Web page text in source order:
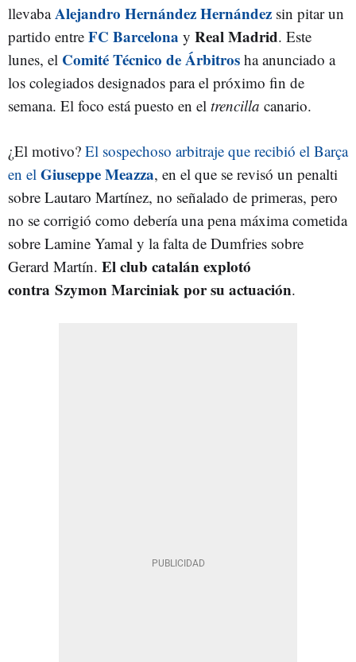
llevabaAlejandro Hernández Hernández sin pitar un
partido entre FC Barcelona y Real Madrid. Este
lunes, el Comité Técnico de Árbitros ha anunciado a
los colegiados designados para el próximo fin de
semana. El foco está puesto en el trencilla canario.
¿El motivo? El sospechoso arbitraje que recibió el Barça
en el Giuseppe Meazza, en el que se revisó un penalti
sobre Lautaro Martínez, no señalado de primeras, pero
no se corrigió como debería una pena máxima cometida
sobre Lamine Yamal y la falta de Dumfries sobre
Gerard Martín. El club catalán explotó
contra Szymon Marciniak por su actuación.